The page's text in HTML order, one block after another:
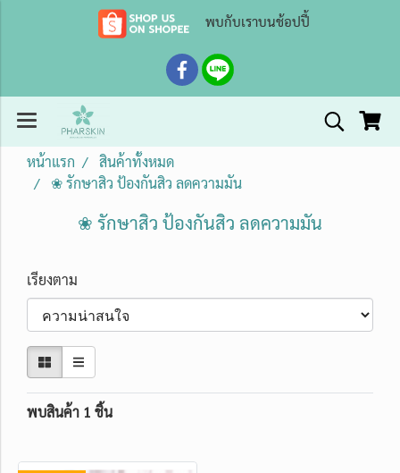
พบกับเราบนช้อปปี้
หน้าแรก
สินค้าทั้งหมด
❀ รักษาสิว ป้องกันสิว ลดความมัน
❀ รักษาสิว ป้องกันสิว ลดความมัน
เรียงตาม
พบสินค้า 1 ชิ้น